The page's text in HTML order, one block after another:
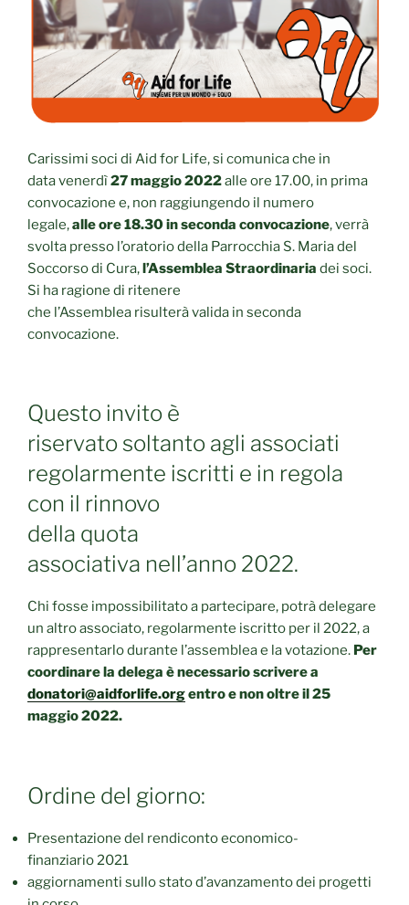
Carissimi soci di Aid for Life, si comunica che in
data venerdì27 maggio 2022alle ore 17.00, in prima
convocazione e, non raggiungendo il numero
legale,alle ore 18.30 in seconda convocazione, verrà
svolta presso l’oratorio della Parrocchia S. Maria del
Soccorso di Cura,l’Assemblea Straordinaria dei soci.
Si ha ragione di ritenere
che l’Assemblea risulterà valida in seconda
convocazione.
Questo invito è
riservato soltanto agli associati
regolarmente iscritti e in regola
con il rinnovo
della quota
associativa nell’anno 2022.
Chi fosse impossibilitato a partecipare, potrà delegare
un altro associato, regolarmente iscritto per il 2022, a
rappresentarlo durante l’assemblea e la votazione. Per
coordinare la delega è necessario scrivere a
donatori@aidforlife.orgentro e non oltre il 25
maggio 2022.
Ordine del giorno:
Presentazione del rendiconto economico-
finanziario 2021
aggiornamenti sullo stato d’avanzamento dei progetti